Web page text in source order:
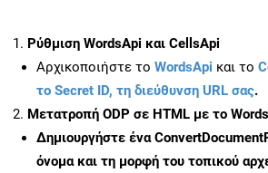
Ρύθμιση WordsApi και CellsApi
Αρχικοποιήστε το WordsApi και το
το Secret ID, τη διεύθυνση URL σας.
Μετατροπή ODP σε HTML με το
Δημιουργήστε ένα
όνομα και τη μορφή του τοπικού